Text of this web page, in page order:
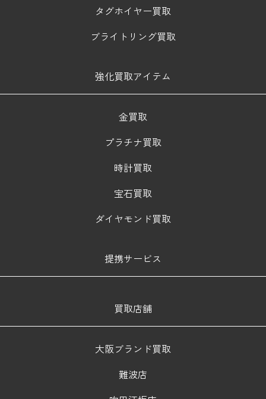
タグホイヤー買取
ブライトリング買取
強化買取アイテム
金買取
プラチナ買取
時計買取
宝石買取
ダイヤモンド買取
提携サービス
買取店舗
大阪ブランド買取
難波店